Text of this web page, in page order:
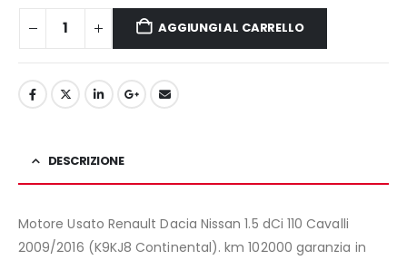
AGGIUNGI AL CARRELLO
DESCRIZIONE
Motore Usato Renault Dacia Nissan 1.5 dCi 110 Cavalli
2009/2016 (K9KJ8 Continental). km 102000 garanzia in